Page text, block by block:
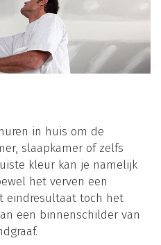
in huis om de
slaapkamer of zelfs
kleur kan je namelijk
het verven een
eindresultaat toch het
een binnenschilder van